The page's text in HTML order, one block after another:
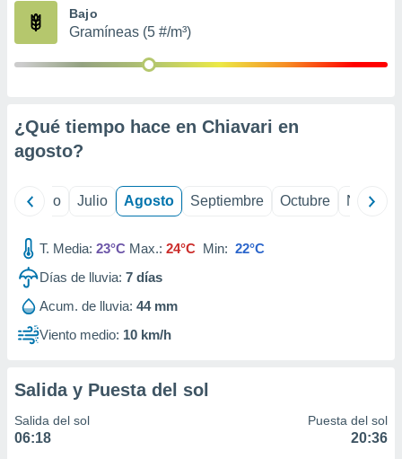
publicidad
1199
Bajo
Gramíneas (5 #/m³)
¿Qué tiempo hace en Chiavari en
agosto?
Junio Julio Agosto Septiembre Octubre
T. Media: 23°C Max.: 24°C Min: 22°C
Días de lluvia: 7 días
Acum. de lluvia: 44 mm
Viento medio: 10 km/h
Salida y Puesta del sol
Salida del sol
06:18
Puesta del sol
20:36